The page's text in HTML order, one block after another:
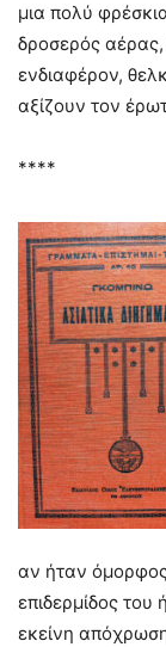
μια πολύ
δροσερός
ενδιαφέρον,
αξίζουν τον
****
αν ήταν
επιδερμίδος
εκείνη